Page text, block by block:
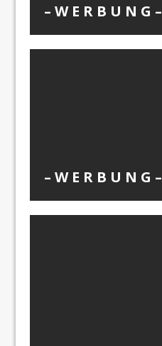
– W Ε R Β U Ν G –
– W Ε R Β U Ν G –